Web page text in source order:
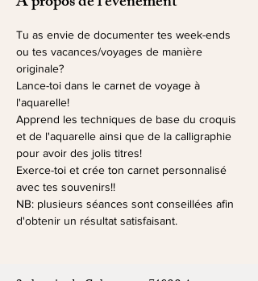
Tu as envie de documenter tes week-ends
ou tes vacances/voyages de manière
originale?
Lance-toi dans le carnet de voyage à
l'aquarelle!
Apprend les techniques de base du croquis
et de l'aquarelle ainsi que de la calligraphie
pour avoir des jolis titres!
Exerce-toi et crée ton carnet personnalisé
avec tes souvenirs!!
NB: plusieurs séances sont conseillées afin
d'obtenir un résultat satisfaisant.